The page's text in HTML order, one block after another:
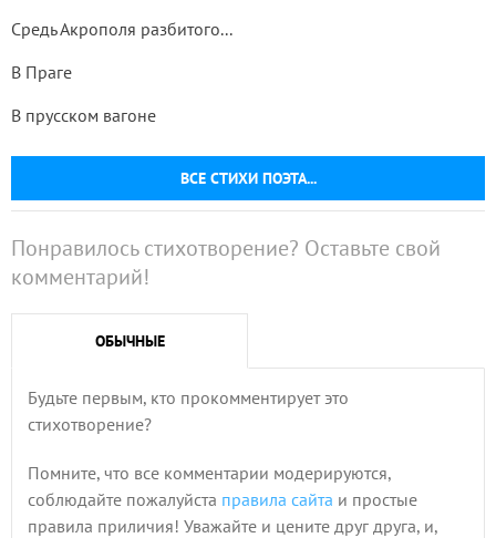
ВСЕ СТИХИ ПОЭТА...
Средь Акрополя разбитого...
В Праге
В прусском вагоне
Понравилось стихотворение? Оставьте свой
комментарий!
ОБЫЧНЫЕ
Будьте первым, кто прокомментирует это
стихотворение?
Помните, что все комментарии модерируются,
соблюдайте пожалуйста правила сайта и простые
правила приличия! Уважайте и цените друг друга, и,